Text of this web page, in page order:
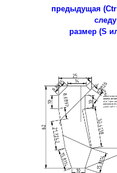
предыдущая
размер (S